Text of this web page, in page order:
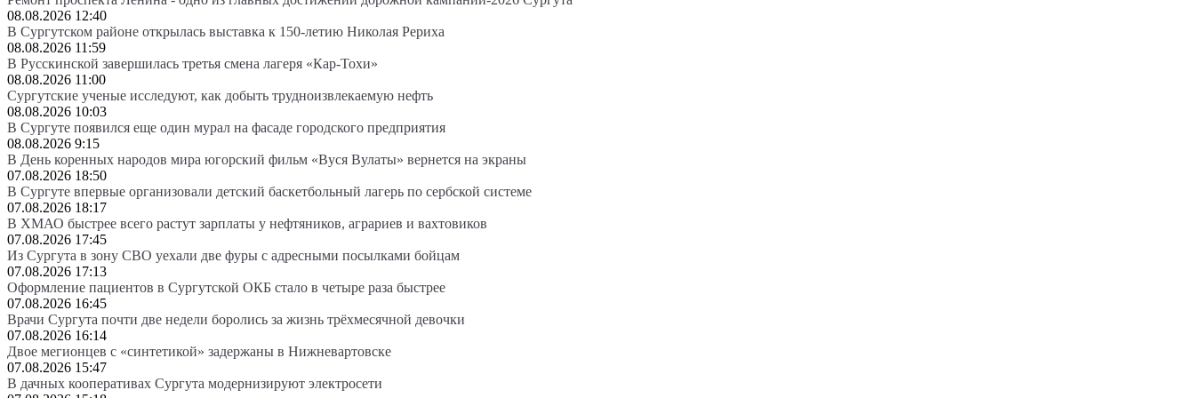
08.08.2026 12:40
В Сургутском районе открылась выставка к 150-летию Николая Рериха
08.08.2026 11:59
В Русскинской завершилась третья смена лагеря «Кар-Тохи»
08.08.2026 11:00
Сургутские ученые исследуют, как добыть трудноизвлекаемую нефть
08.08.2026 10:03
В Сургуте появился еще один мурал на фасаде городского предприятия
08.08.2026 9:15
В День коренных народов мира югорский фильм «Вуся Вулаты» вернется на экраны
07.08.2026 18:50
В Сургуте впервые организовали детский баскетбольный лагерь по сербской системе
07.08.2026 18:17
В ХМАО быстрее всего растут зарплаты у нефтяников, аграриев и вахтовиков
07.08.2026 17:45
Из Сургута в зону СВО уехали две фуры с адресными посылками бойцам
07.08.2026 17:13
Оформление пациентов в Сургутской ОКБ стало в четыре раза быстрее
07.08.2026 16:45
Врачи Сургута почти две недели боролись за жизнь трёхмесячной девочки
07.08.2026 16:14
Двое мегионцев с «синтетикой» задержаны в Нижневартовске
07.08.2026 15:47
В дачных кооперативах Сургута модернизируют электросети